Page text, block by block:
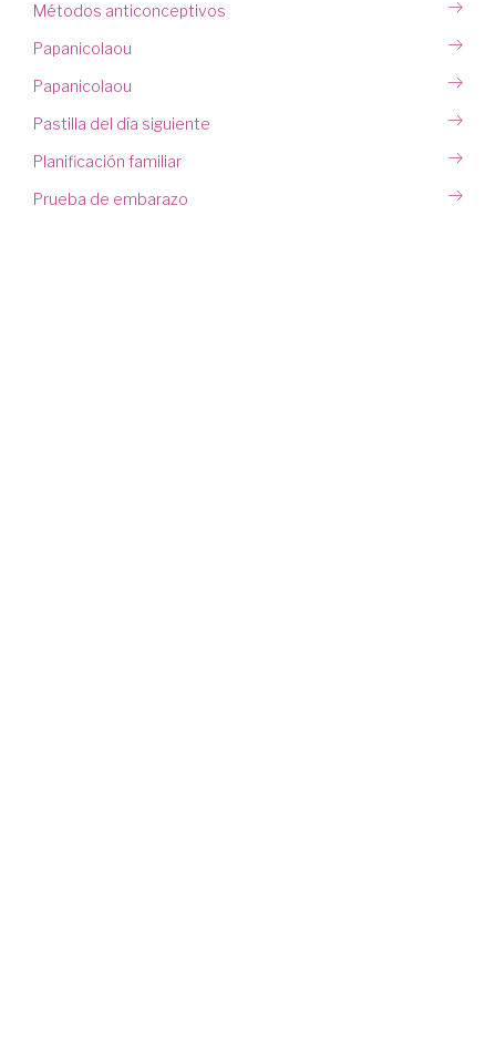
Métodos anticonceptivos
Papanicolaou
Papanicolaou
Pastilla del día siguiente
Planificación familiar
Prueba de embarazo